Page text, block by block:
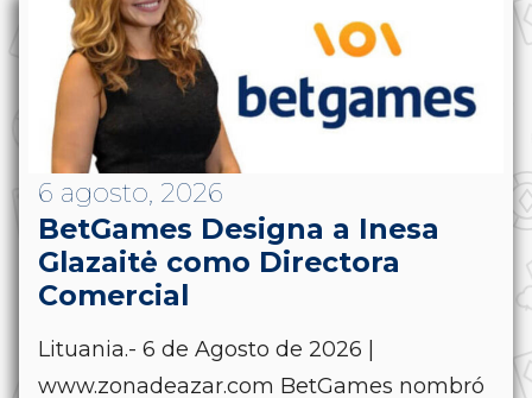
6 agosto, 2026
BetGames Designa a Inesa
Glazaitė como Directora
Comercial
Lituania.- 6 de Agosto de 2026 |
www.zonadeazar.com BetGames nombró